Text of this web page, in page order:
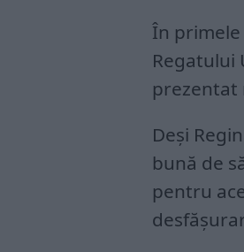
În
Regatului
prezentat
Deși
bună de
pentru